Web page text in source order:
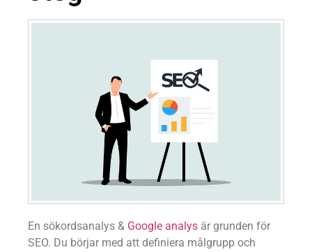
En sökordsanalys & Google analys är grunden för
SEO. Du börjar med att definiera målgrupp och